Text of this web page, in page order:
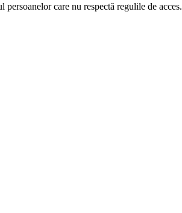
care nu respectă regulile de acces.